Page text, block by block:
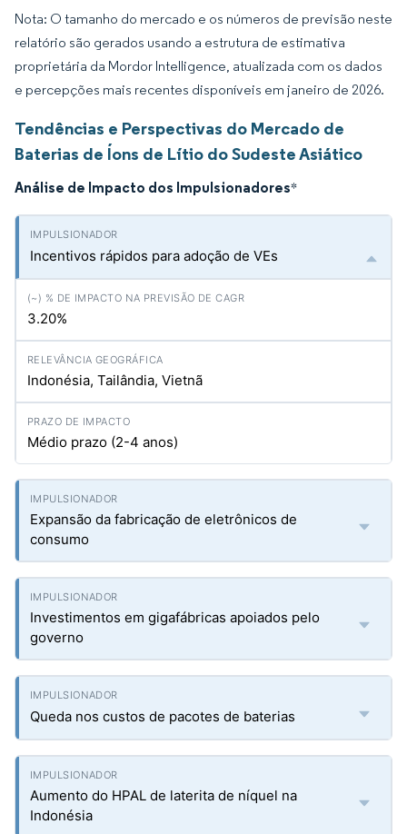
Nota: O tamanho do mercado e os números de previsão neste
relatório são gerados usando a estrutura de estimativa
proprietária da Mordor Intelligence, atualizada com os dados
e percepções mais recentes disponíveis em janeiro de 2026.
Tendências e Perspectivas do Mercado de
Baterias de Íons de Lítio do Sudeste Asiático
Análise de Impacto dos Impulsionadores*
Incentivos rápidos para adoção de VEs
3.20%
Indonésia, Tailândia, Vietnã
Médio prazo (2-4 anos)
Expansão da fabricação de eletrônicos de
consumo
Investimentos em gigafábricas apoiados pelo
governo
Queda nos custos de pacotes de baterias
Aumento do HPAL de laterita de níquel na
Indonésia